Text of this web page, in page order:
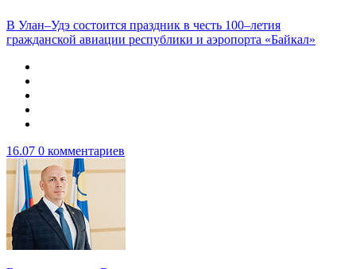
В Улан–Удэ состоится праздник в честь 100–летия
гражданской авиации республики и аэропорта «Байкал»
16.07 0 комментариев